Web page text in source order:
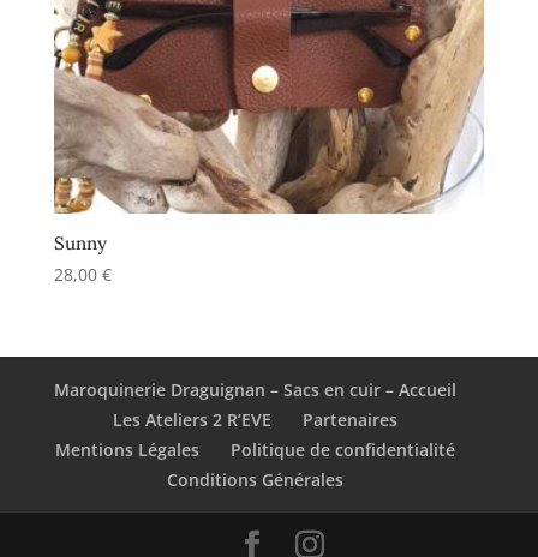
Sunny
28,00 €
Maroquinerie Draguignan – Sacs en cuir – Accueil
Les Ateliers 2 R’EVE
Partenaires
Mentions Légales
Politique de confidentialité
Conditions Générales